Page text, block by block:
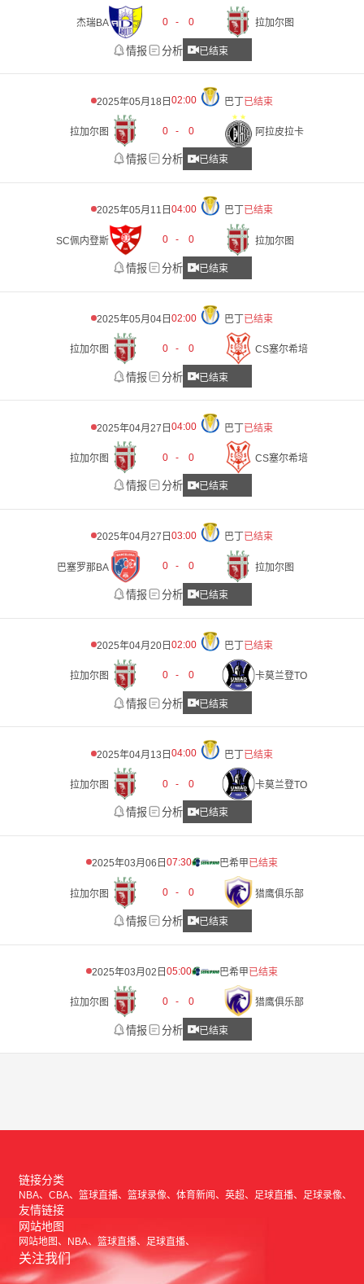
杰瑞BA 0 - 0 拉加尔图
情报 分析 已结束
2025年05月18日 02:00 巴丁已结束
拉加尔图 0 - 0 阿拉皮拉卡
情报 分析 已结束
2025年05月11日 04:00 巴丁 已结束
SC佩内登斯 0 - 0 拉加尔图
情报 分析 已结束
2025年05月04日 02:00 巴丁 已结束
拉加尔图 0 - 0 CS塞尔希培
情报 分析 已结束
2025年04月27日 04:00 巴丁已结束
拉加尔图 0 - 0 CS塞尔希培
情报 分析 已结束
2025年04月27日 03:00 巴丁 已结束
巴塞罗那BA 0 - 0 拉加尔图
情报 分析 已结束
2025年04月20日 02:00 巴丁 已结束
拉加尔图 0 - 0 卡莫兰登TO
情报 分析 已结束
2025年04月13日 04:00 巴丁已结束
拉加尔图 0 - 0 卡莫兰登TO
情报 分析 已结束
2025年03月06日 07:30 巴希甲已结束
拉加尔图 0 - 0 猎鹰俱乐部
情报 分析 已结束
2025年03月02日 05:00 巴希甲已结束
拉加尔图 0 - 0 猎鹰俱乐部
情报 分析 已结束
链接分类
NBA CBA 篮球直播 篮球录像 体育新闻 英超 足球直播 足球录像
友情链接
网站地图
网站地图 NBA 篮球直播 足球直播
关注我们